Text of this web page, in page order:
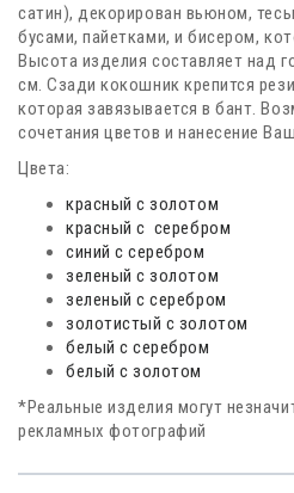
сатин), декорирован вьюном,
бусами, пайетками, и бисером,
Высота изделия составляет над
см. Сзади кокошник крепится
которая завязывается в бант.
сочетания цветов и нанесение
Цвета:
красный с золотом
красный с серебром
синий с серебром
зеленый с золотом
зеленый с серебром
золотистый с золотом
белый с серебром
белый с золотом
*Реальные изделия могут
рекламных фотографий